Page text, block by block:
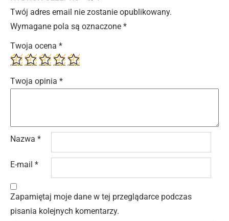
Twój adres email nie zostanie opublikowany.
Wymagane pola są oznaczone *
Twoja ocena *
Twoja opinia *
Nazwa *
E-mail *
Zapamiętaj moje dane w tej przeglądarce podczas
pisania kolejnych komentarzy.